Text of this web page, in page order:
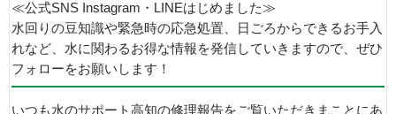
≪公式SNS Instagram・LINEはじめました≫
水回りの豆知識や緊急時の応急処置、日ごろからできるお手入
れなど、水に関わるお得な情報を発信していきますので、ぜひ
フォローをお願いします！
いつも水のサポート高知の修理報告をご覧いただきまことにあ